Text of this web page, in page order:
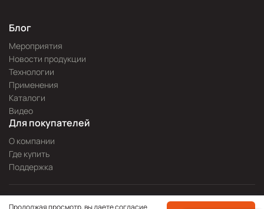
Блог
Мероприятия
Новости продукции
Технологии
Применения
Каталоги
Видео
Для покупателей
О компании
Где купить
Поддержка
Pitch
Продолжая просмотр, вы даете согласие